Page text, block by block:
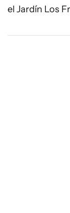
el Jardín Los